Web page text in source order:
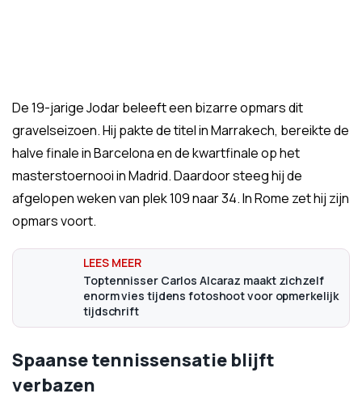
De 19-jarige Jodar beleeft een bizarre opmars dit
gravelseizoen. Hij pakte de titel in Marrakech, bereikte de
halve finale in Barcelona en de kwartfinale op het
masterstoernooi in Madrid. Daardoor steeg hij de
afgelopen weken van plek 109 naar 34. In Rome zet hij zijn
opmars voort.
Toptennisser Carlos Alcaraz maakt zichzelf
enorm vies tijdens fotoshoot voor opmerkelijk
tijdschrift
Spaanse tennissensatie blijft
verbazen